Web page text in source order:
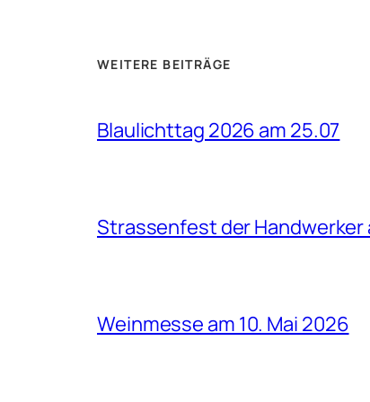
WEITERE BEITRÄGE
Blaulichttag 2026 am 25.07
Strassenfest der Handwerker
Weinmesse am 10. Mai 2026